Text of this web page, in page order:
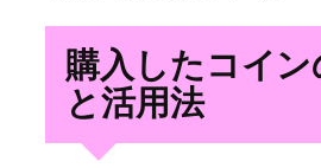
購入したコイ
と活用法